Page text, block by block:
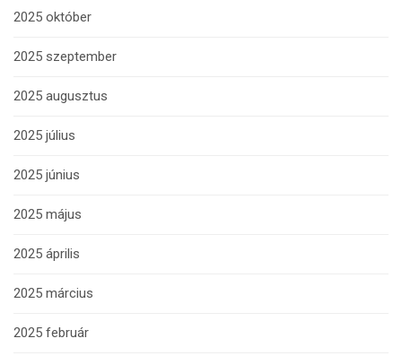
2025 október
2025 szeptember
2025 augusztus
2025 július
2025 június
2025 május
2025 április
2025 március
2025 február